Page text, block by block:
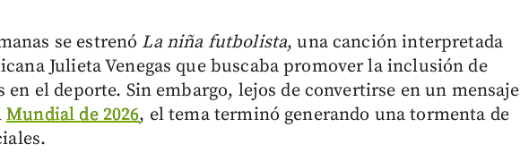
se estrenó La niña futbolista, una canción interpretada
Julieta Venegas que buscaba promover la inclusión de
en el deporte. Sin embargo, lejos de convertirse en un mensaje
Mundial de 2026, el tema terminó generando una tormenta de